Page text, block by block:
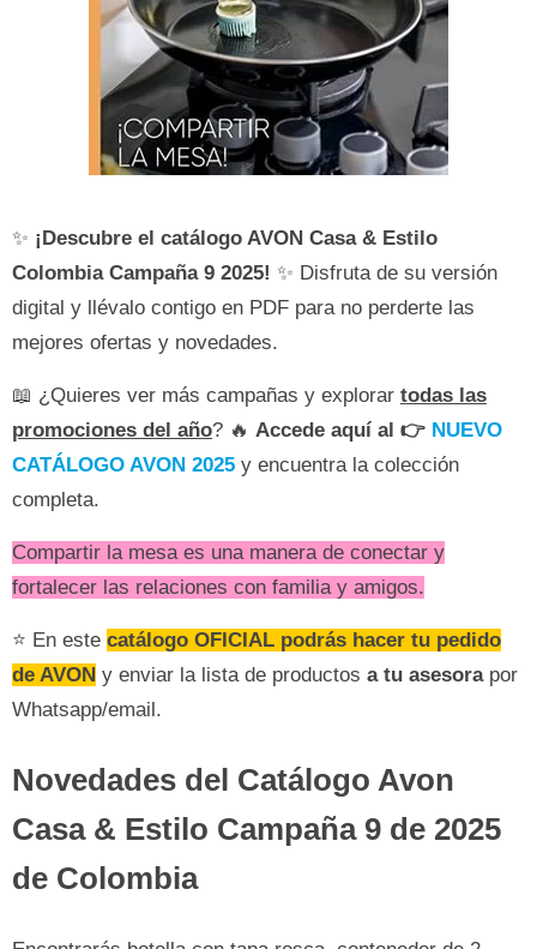
✨ ¡Descubre el catálogo AVON Casa & Estilo
Colombia Campaña 9 2025! ✨ Disfruta de su versión
digital y llévalo contigo en PDF para no perderte las
mejores ofertas y novedades.
📖 ¿Quieres ver más campañas y explorar todas las
promociones del año? 🔥 Accede aquí al 👉 NUEVO
CATÁLOGO AVON 2025 y encuentra la colección
completa.
Compartir la mesa es una manera de conectar y
fortalecer las relaciones con familia y amigos.
⭐ En este catálogo OFICIAL podrás hacer tu pedido
de AVON y enviar la lista de productos a tu asesora por
Whatsapp/email.
Novedades del Catálogo Avon
Casa & Estilo Campaña 9 de 2025
de Colombia